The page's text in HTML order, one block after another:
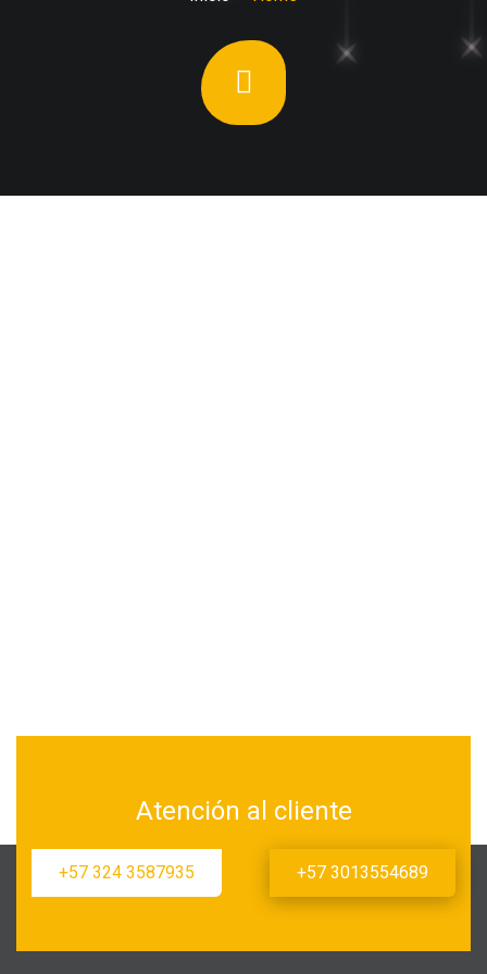
Atención al cliente
+57 324 3587935 +57 3013554689